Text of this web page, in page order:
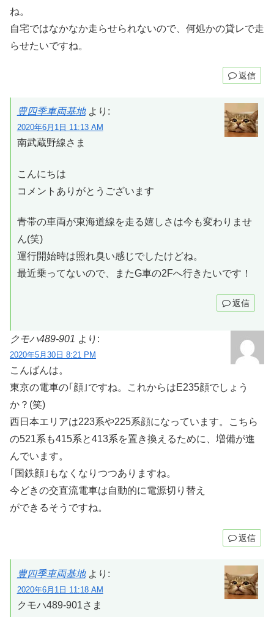
ね。
自宅ではなかなか走らせられないので、何処かの貸レで走
らせたいですね。
返信
豊四季車両基地 より:
2020年6月1日 11:13 AM
南武蔵野線さま
こんにちは
コメントありがとうございます
青帯の車両が東海道線を走る嬉しさは今も変わりませ
ん(笑)
運行開始時は照れ臭い感じでしたけどね。
最近乗ってないので、またG車の2Fへ行きたいです！
返信
クモハ489-901 より:
2020年5月30日 8:21 PM
こんばんは。
東京の電車の｢顔｣ですね。これからはE235顔でしょう
か？(笑)
西日本エリアは223系や225系顔になっています。こちら
の521系も415系と413系を置き換えるために、増備が進
んでいます。
｢国鉄顔｣もなくなりつつありますね。
今どきの交直流電車は自動的に電源切り替え
ができるそうですね。
返信
豊四季車両基地 より:
2020年6月1日 11:18 AM
クモハ489-901さま